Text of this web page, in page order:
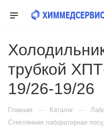
трубкой
19/26-19/26
Главная — Каталог —
Стеклянная лабораторная